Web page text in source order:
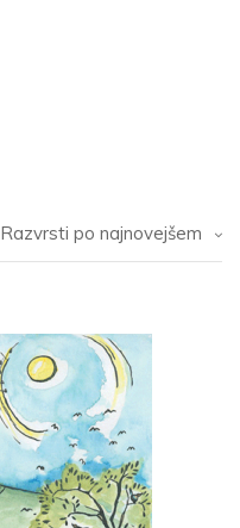
Razvrsti po najnovejšem